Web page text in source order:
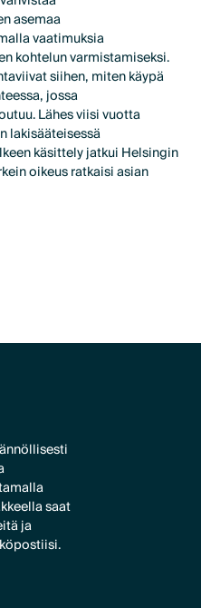
asemaa
vaatimuksia
kohtelun varmistamiseksi.
siihen, miten käypä
jossa
Lähes viisi vuotta
lakisääteisessä
käsittely jatkui Helsingin
oikeus ratkaisi asian
saat
ja